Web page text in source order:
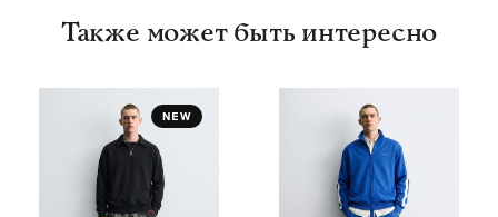
Также может быть интересно